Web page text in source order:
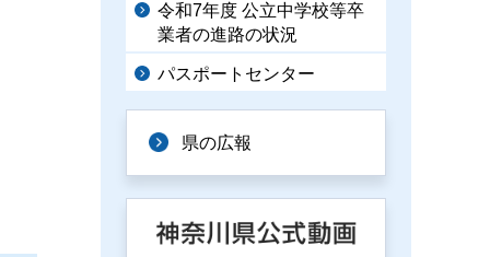
令和7年度 公立中学校等卒
業者の進路の状況
パスポートセンター
県の広報